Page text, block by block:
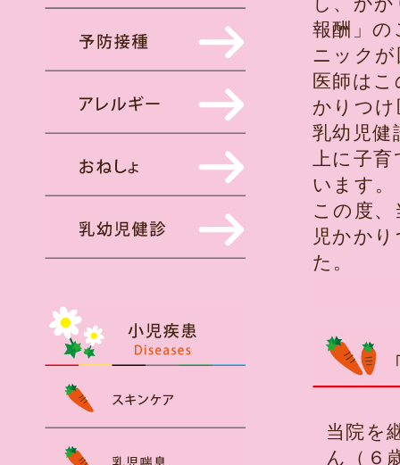
報酬」の
ニック
医師は
かりつ
乳幼児健
上に子
います。
この度
児かか
た。
当院を
ん（６